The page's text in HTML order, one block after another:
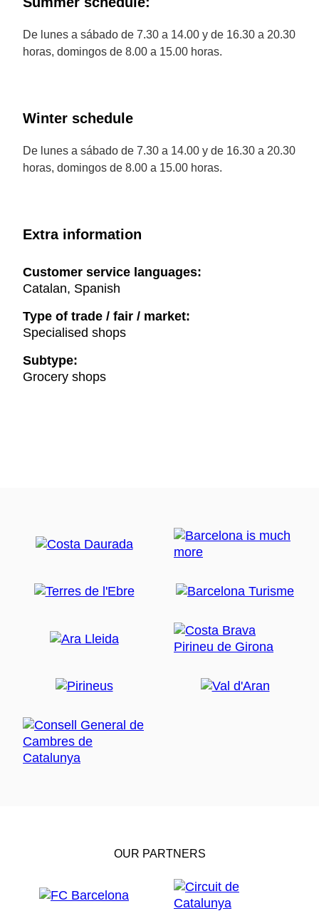
De lunes a sábado de 7.30 a 14.00 y de 16.30 a 20.30
horas, domingos de 8.00 a 15.00 horas.
Winter schedule
De lunes a sábado de 7.30 a 14.00 y de 16.30 a 20.30
horas, domingos de 8.00 a 15.00 horas.
Extra information
Customer service languages:
Catalan, Spanish
Type of trade / fair / market:
Specialised shops
Subtype:
Grocery shops
OUR PARTNERS